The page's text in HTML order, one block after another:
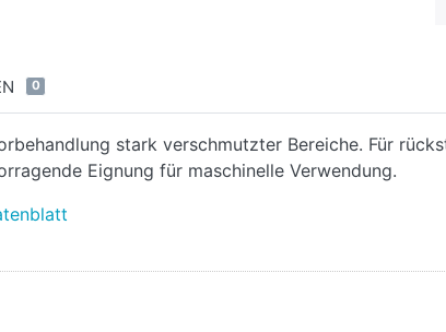
0
stark verschmutzter Bereiche. Für
Eignung für maschinelle Verwendung.